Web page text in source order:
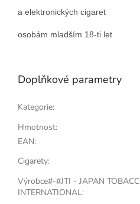
a elektronických cigaret
osobám mladším 18-ti let
Doplňkové parametry
Kategorie:
Hmotnost:
EAN:
Cigarety:
Výrobce#-#JTI - JAPAN
INTERNATIONAL: